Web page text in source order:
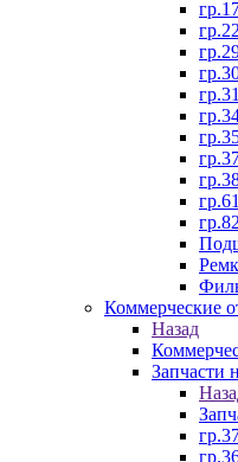
Коммерческие
Назад
Запчасти